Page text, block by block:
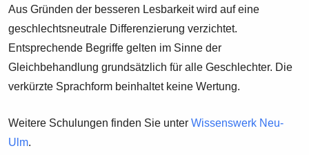
Aus Gründen der besseren Lesbarkeit wird auf eine
geschlechtsneutrale Differenzierung verzichtet.
Entsprechende Begriffe gelten im Sinne der
Gleichbehandlung grundsätzlich für alle Geschlechter. Die
verkürzte Sprachform beinhaltet keine Wertung.
Weitere Schulungen finden Sie unterWissenswerk Neu-
Ulm.